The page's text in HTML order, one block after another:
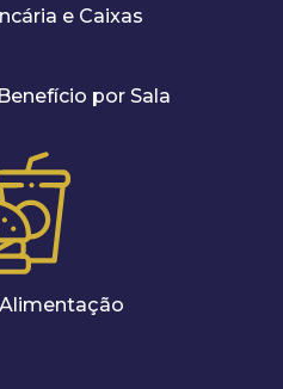
e Caixas
por Sala